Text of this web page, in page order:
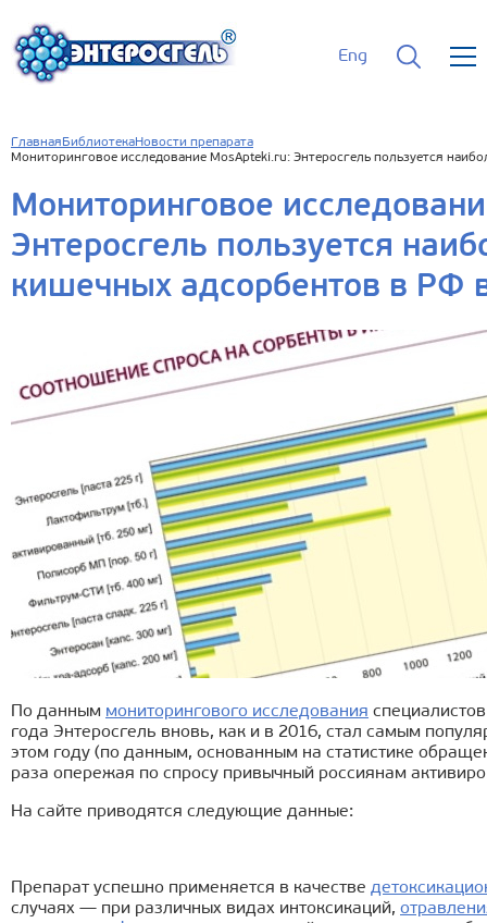
Eng
Главная БиблиотекаНовости препарата
Мониторинговое исследование MosApteki.ru: Энтеросгель пользуется
Мониторинговое
Энтеросгель пользуется
кишечных адсорбентов в РФ
По данным мониторингового исследования
года Энтеросгель вновь, как и в 2016, стал самым
этом году (по данным, основанным на статистике
раза опережая по спросу привычный россиянам
На сайте приводятся следующие данные:
Препарат успешно применяется в качестве
случаях — при различных видах интоксикаций,